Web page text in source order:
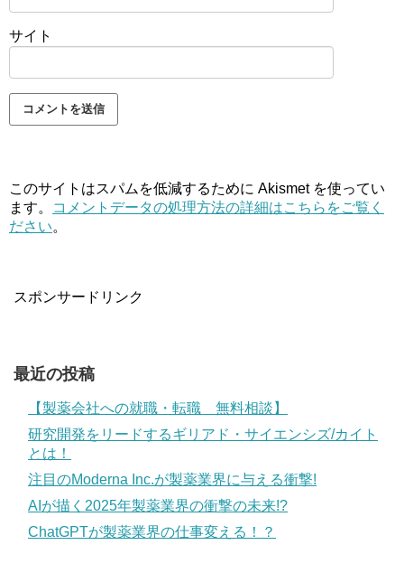
サイト
このサイトはスパムを低減するために Akismet を使ってい
ます。
コメントデータの処理方法の詳細はこちらをご覧く
ださい。
スポンサードリンク
最近の投稿
【製薬会社への就職・転職 無料相談】
研究開発をリードするギリアド・サイエンシズ/カイト
とは！
注目のModerna Inc.が製薬業界に与える衝撃!
AIが描く2025年製薬業界の衝撃の未来!?
ChatGPTが製薬業界の仕事変える！？